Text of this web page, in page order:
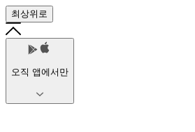
최상위로
오직 앱에서만